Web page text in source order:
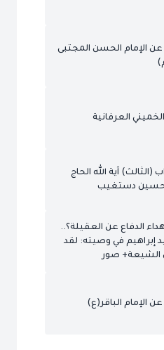
عن الإمام الحسن المجتبى
العرفانية
آية الله الحاج
دستغيب
الدفاع عن العقيلة؟..
إبراهيم في وصيته: لقد
الشيعة+ صور
الإمام الباقر(ع)